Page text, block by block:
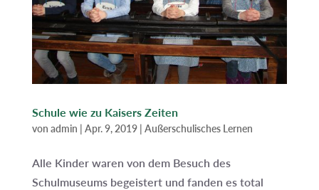
Schule wie zu Kaisers Zeiten
von admin | Apr. 9, 2019| Außerschulisches Lernen
Alle Kinder waren von dem Besuch des
Schulmuseums begeistert und fanden es total